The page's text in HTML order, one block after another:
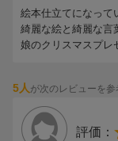
いなくても自衛活動
警察も消防も他の職
動を定められていま
憲法を知り、学び、
(もうすでに民主主
ます。守り抜きまし
絵本仕立てになって
綺麗な絵と綺麗な言
娘のクリスマスプレ
5人 が次のレビューを
評価：